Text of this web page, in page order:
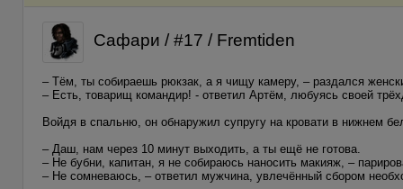
Сафари / #17 / Fremtiden
– Тём, ты собираешь рюкзак, а я чищу камеру, – раздался
– Есть, товарищ командир! - ответил Артём, любуясь своей
Войдя в спальню, он обнаружил супругу на кровати в нижнем
– Даш, нам через 10 минут выходить, а ты ещё не готова.
– Не бубни, капитан, я не собираюсь наносить макияж, –
– Не сомневаюсь, – ответил мужчина, увлечённый сбором